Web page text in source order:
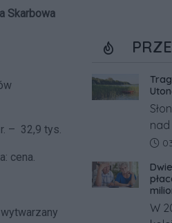
Skarbowa
– 32,9 tys.
cena.
nad
W